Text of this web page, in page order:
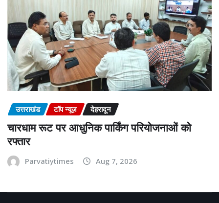
उत्तराखंड टॉप न्यूज़ देहरादून
चारधाम रूट पर आधुनिक पार्किंग परियोजनाओं को
रफ्तार
Parvatiytimes Aug 7, 2026